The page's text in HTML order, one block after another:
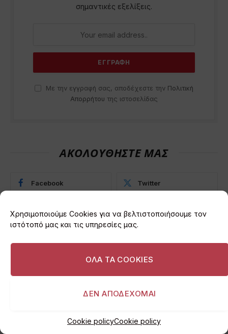
Χρησιμοποιούμε Cookies για να βελτιστοποιήσουμε τον
ιστότοπό μας και τις υπηρεσίες μας.
ΟΛΑ ΤΑ COOKIES
ΔΕΝ ΑΠΟΔΕΧΟΜΑΙ
Cookie policyCookie policy
σημαντικές εξελίξεις.
Με την εγγραφή σας, αποδέχεστε την Πολιτική
Απορρήτου της ιστοσελίδας
ΑΚΟΛΟΥΘΗΣΤΕ ΜΑΣ
Facebook Twitter
Instagram
ΒΆΡΗ
Κλαδέματα και σκουπίδια
στη Βούλα, αποτελούν